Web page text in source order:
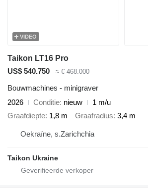
VIDEO
Taikon LT16 Pro
US$ 540.750
≈ € 468.000
Bouwmachines - minigraver
2026
Conditie nieuw
1 m/u
Graafdiepte 1,8 m Graafradius 3,4 m
Oekraïne, s.Zarichchia
Taikon Ukraine